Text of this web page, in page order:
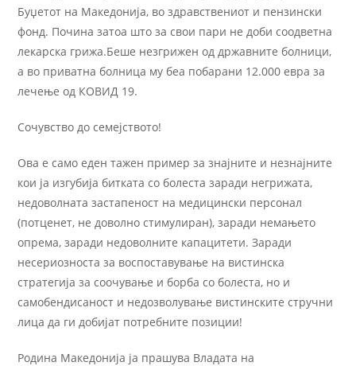
Буџетот на Македонија, во здравствениот и пензински
фонд. Почина затоа што за свои пари не доби соодветна
лекарска грижа.Беше незгрижен од државните болници,
а во приватна болница му беа побарани 12.000 евра за
лечење од КОВИД 19.
Сочувство до семејството!
Ова е само еден тажен пример за знајните и незнајнитe
кои ја изгубија битката со болеста заради негрижата,
недоволната застапеност на медицински персонал
(потценет, не доволно стимулиран), заради немањето
опрема, заради недоволните капацитети. Заради
несериозноста за воспоставување на вистинска
стратегија за соочување и борба со болеста, но и
самобендисаност и недозволување вистинските стручни
лица да ги добијат потребните позиции!
Родина Македонија ја прашува Владата на